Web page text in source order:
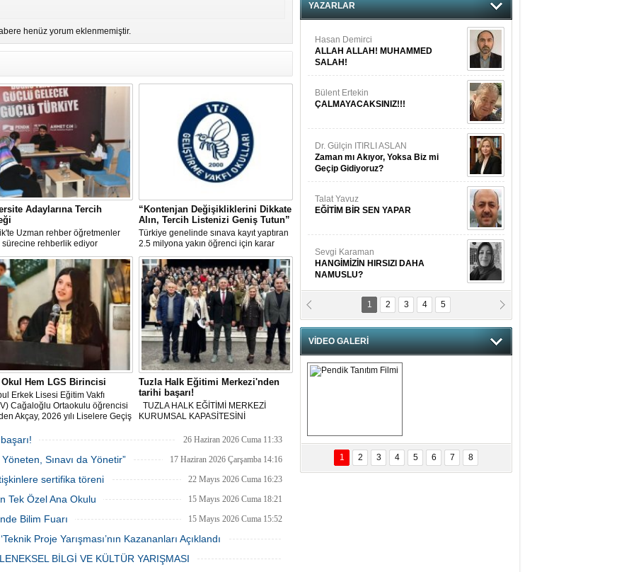
henüz yorum eklenmemiştir.
Adaylarına Tercih
Uzman rehber öğretmenler
sürecine rehberlik ediyor
“Kontenjan Değişikliklerini Dikkate
Alın, Tercih Listenizi Geniş Tutun”
Türkiye genelinde sınava kayıt yaptıran
2.5 milyona yakın öğrenci için karar
haftası yaklaştı.
Okul Hem LGS Birincisi
Erkek Lisesi Eğitim Vakfı
Cağaloğlu Ortaokulu öğrencisi
Akçay, 2026 yılı Liselere Geçiş
tüm soruları eksiksiz
500 tam puanla Türkiye
oldu.
Tuzla Halk Eğitimi Merkezi'nden
tarihi başarı!
TUZLA HALK EĞİTİMİ MERKEZİ
KURUMSAL KAPASİTESİNİ
TÜRKİYE ÜÇÜNCÜSÜ OLDU
26 Haziran 2026 Cuma 11:33
Sınavı da Yönetir” 17 Haziran 2026 Çarşamba 14:16
sertifika töreni 22 Mayıs 2026 Cuma 16:23
Tek Özel Ana Okulu 15 Mayıs 2026 Cuma 18:21
Bilim Fuarı 15 Mayıs 2026 Cuma 15:52
Proje Yarışması’nın Kazananları Açıklandı
13 Mayıs 2026 Çarşamba 10:57
BİLGİ VE KÜLTÜR YARIŞMASI
YAZARLAR
Hasan Demirci
ALLAH ALLAH! MUHAMMED
SALAH!
Bülent Ertekin
ÇALMAYACAKSINIZ!!!
Dr. Gülçin ITIRLI ASLAN
Zaman mı Akıyor, Yoksa Biz mi
Geçip Gidiyoruz?
Talat Yavuz
EĞİTİM BİR SEN YAPAR
Sevgi Karaman
HANGİMİZİN HIRSIZI DAHA
NAMUSLU?
Prof. Dr. Cahit Kurbanoğlu
Fatma Saçak Akbulut
SANAL KERHANE!
Abbas Levent Ertekin
Sanal Medyanın Dijital Savaş Alanı
1 2 3 4 5
VİDEO GALERİ
Pendik Tanıtım
Filmi
1 2 3 4 5 6 7 8